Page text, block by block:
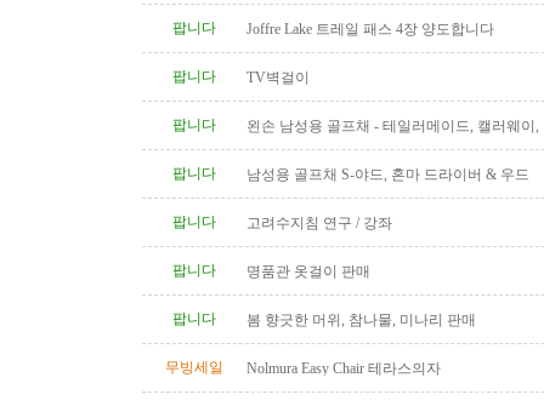
팝니다 Joffre Lake 트레일 패스 4장 양도합니다
팝니다 TV벽걸이
팝니다
왼손 남성용 골프채 - 테일러메이드, 캘러웨이,
팝니다
남성용 골프채 S-야드, 혼마 드라이버 & 우드
팝니다 고려수지침 연구 / 강좌
팝니다 명품관 옷걸이 판매
팝니다 봄 향긋한 머위, 참나물, 미나리 판매
무빙세일 Nolmura Easy Chair 테라스의자